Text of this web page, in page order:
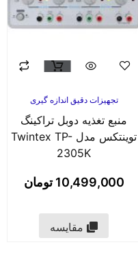
تجهیزات دقیق اندازه گیری
منبع تغذیه دوبل تراکینگ
توینتکس مدل Twintex TP-
2305K
10,499,000تومان
مقایسه